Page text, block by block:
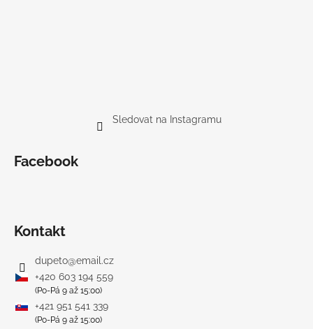
Sledovat na Instagramu
Facebook
Kontakt
dupeto@email.cz
+420 603 194 559
(Po-Pá 9 až 15:00)
+421 951 541 339
(Po-Pá 9 až 15:00)